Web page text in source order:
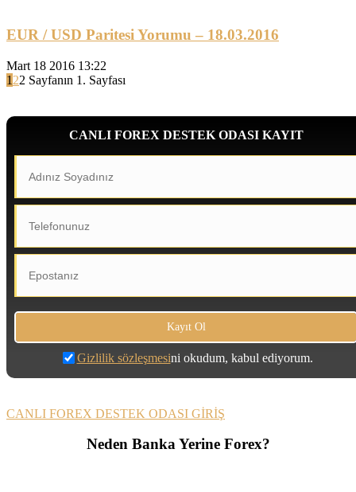
EUR / USD Paritesi Yorumu – 18.03.2016
Mart 18 2016 13:22
1 22 Sayfanın 1. Sayfası
CANLI FOREX DESTEK ODASI KAYIT
Gizlilik sözleşmesini okudum, kabul ediyorum.
CANLI FOREX DESTEK ODASI GİRİŞ
Neden Banka Yerine Forex?